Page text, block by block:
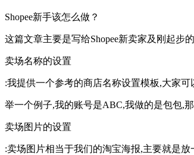
Shopee新手该怎么做？
这篇文章主要是写给Shopee新卖家及刚起步
卖场名称的设置
:我提供一个参考的商店名称设置模板,大家
举一个例子,我的账号是ABC,我做的是包包,
卖场图片的设置
:卖场图片相当于我们的淘宝海报,主要就是